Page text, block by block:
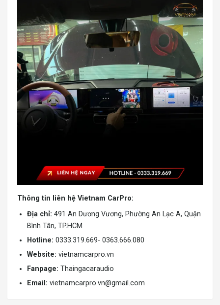
Thông tin liên hệ Vietnam CarPro:
Địa chỉ: 491 An Dương Vương, Phường An Lạc A, Quận
Bình Tân, TP.HCM
Hotline: 0333.319.669- 0363.666.080
Website: vietnamcarpro.vn
Fanpage: Thaingacaraudio
Email: vietnamcarpro.vn@gmail.com